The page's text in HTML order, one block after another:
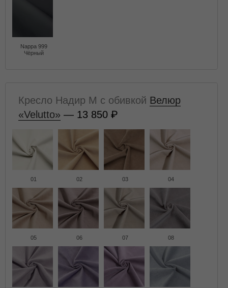
Nappa 999
Чёрный
Кресло Надир M с обивкой Велюр
«Velutto» — 13 850
01 02 03 04
05 06 07 08